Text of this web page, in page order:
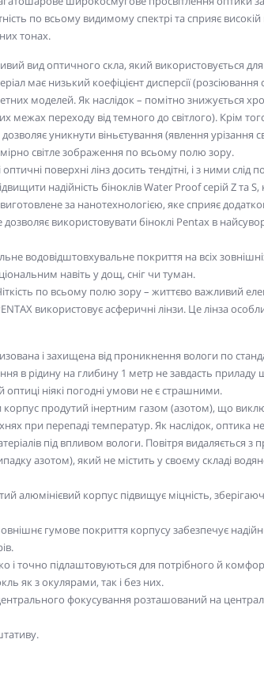
по всьому видимому спектрі та сприяє високій
тонах.
вид оптичного скла, який використовується
має низький коефіцієнт дисперсії (розсіювання
моделей. Як наслідок – помітно знижується
межах переходу від темного до світлого). Крім
уникнути віньєтування (явлення урізання
світле зображення по всьому полю зору.
поверхні лінз досить тендітні, і з ними
надійність біноклів Water Proof серій Z та
за нанотехнологією, яке сприяє
дозволяє використовувати біноклі Pentax в
водовідштовхувальне покриття на всіх
навіть у дощ, сніг чи туман.
по всьому полю зору – життєво важливий
використовує асферичні лінзи. Це лінза
і захищена від проникнення вологи по
в рідину на глибину 1 метр не завдасть приладу
оптиці ніякі погодні умови не є страшними.
корпус продутий інертним газом (азотом), що
при перепаді температур. Як наслідок, оптика
під впливом вологи. Повітря видаляється з
азотом), який не містить у своєму складі
алюмінієвий корпус підвищує міцність,
гумове покриття корпусу забезпечує
і точно підлаштовуються для потрібного й
як з окулярами, так і без них.
фокусування розташований на